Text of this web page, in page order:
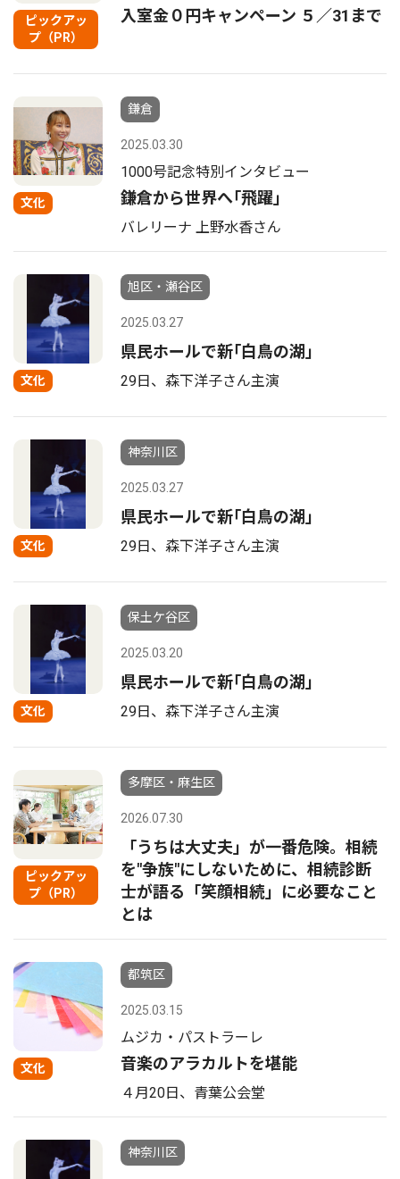
ピックアッ
プ（PR）
入室金０円キャンペーン ５／31まで
文化
鎌倉
2025.03.30
1000号記念特別インタビュー
鎌倉から世界へ｢飛躍｣
バレリーナ 上野水香さん
文化
旭区・瀬谷区
2025.03.27
県民ホールで新｢白鳥の湖｣
29日、森下洋子さん主演
文化
神奈川区
2025.03.27
県民ホールで新｢白鳥の湖｣
29日、森下洋子さん主演
文化
保土ケ谷区
2025.03.20
県民ホールで新｢白鳥の湖｣
29日、森下洋子さん主演
ピックアッ
プ（PR）
多摩区・麻生区
2026.07.30
「うちは大丈夫」が一番危険。相続
を"争族"にしないために、相続診断
士が語る「笑顔相続」に必要なこと
とは
文化
都筑区
2025.03.15
ムジカ・パストラーレ
音楽のアラカルトを堪能
４月20日、青葉公会堂
神奈川区